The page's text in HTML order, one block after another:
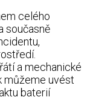
celého
současně
a mechanické
můžeme uvést
baterií